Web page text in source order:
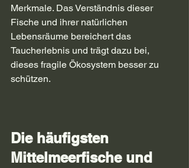
Merkmale. Das Verständnis dieser
Fische und ihrer natürlichen
Lebensräume bereichert das
Taucherlebnis und trägt dazu bei,
dieses fragile Ökosystem besser zu
schützen.
Die häufigsten
Mittelmeerfische und